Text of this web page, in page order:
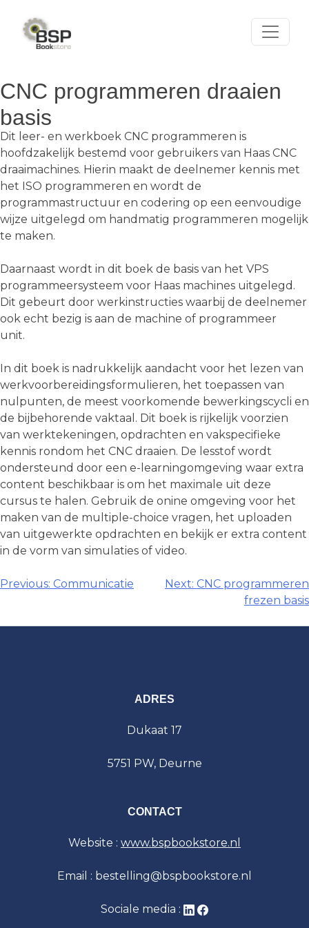
content
CNC programmeren draaien
basis
Dit leer- en werkboek CNC programmeren is
hoofdzakelijk bestemd voor gebruikers van Haas CNC
draaimachines. Hierin maakt de deelnemer kennis met
het ISO programmeren en wordt de
programmastructuur en codering op een eenvoudige
wijze uitgelegd om handmatig programmeren mogelijk
te maken.
Daarnaast wordt in dit boek de basis van het VPS
programmeersysteem voor Haas machines uitgelegd.
Dit gebeurt door werkinstructies waarbij de deelnemer
ook echt bezig is aan de machine of programmeer
unit.
In dit boek is nadrukkelijk aandacht voor het lezen van
werkvoorbereidings­formulieren, het toepassen van
nulpunten, de meest voorkomende bewerkings­cycli en
de bijbehorende vaktaal. Dit boek is rijkelijk voorzien
van werktekeningen, opdrachten en vakspecifieke
kennis rondom het CNC draaien. De lesstof wordt
ondersteund door een e-learningomgeving waar extra
content beschikbaar is om het maximale uit deze
cursus te halen. Gebruik de onine omgeving voor het
maken van de multiple-choice vragen, het uploaden
van uitgewerkte opdrachten en bekijk er extra content
in de vorm van simulaties of video.
Berichtnavigatie
Previous: Communicatie Next: CNC programmeren
frezen basis
ADRES
Dukaat 17
5751 PW, Deurne
CONTACT
Website : www.bspbookstore.nl
Email : bestelling@bspbookstore.nl
Sociale media :